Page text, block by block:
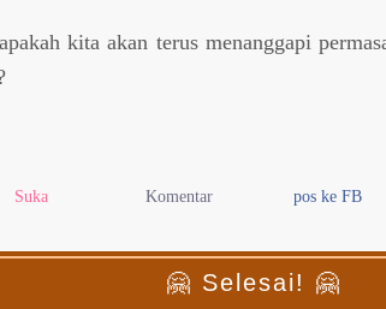
kita akan terus menanggapi
Suka Komentar pos ke FB
🤗 Selesai! 🤗